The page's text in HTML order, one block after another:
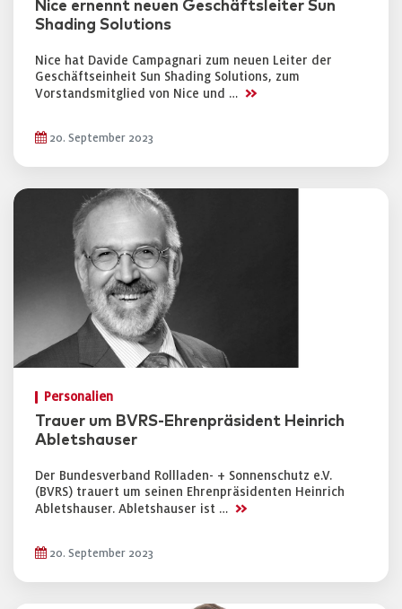
Nice ernennt neuen Geschäftsleiter Sun
Shading Solutions
Nice hat Davide Campagnari zum neuen Leiter der
Geschäftseinheit Sun Shading Solutions, zum
Vorstandsmitglied von Nice und … >>
20. September 2023
Personalien
Trauer um BVRS-Ehrenpräsident Heinrich
Abletshauser
Der Bundesverband Rollladen- + Sonnenschutz e.V.
(BVRS) trauert um seinen Ehrenpräsidenten Heinrich
Abletshauser. Abletshauser ist … >>
20. September 2023